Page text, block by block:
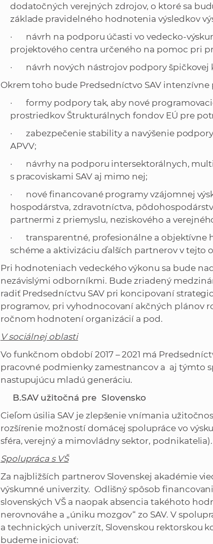
dodatočných verejných zdrojov, o ktoré sa
základe pravidelného hodnotenia výsledkov
· návrh na podporu účasti vo vedecko-
projektového centra určeného na pomoc pri
· návrh nových nástrojov podpory špičkovej
Okrem toho bude Predsedníctvo SAV intenzívne
· formy podpory tak, aby nové
prostriedkov Štrukturálnych fondov EÚ pre
· zabezpečenie stability a navýšenie
APVV;
· návrhy na podporu intersektorálnych,
s pracoviskami SAV aj mimo nej;
· nové financované programy vzájomnej
hospodárstva, zdravotníctva,
partnermi z priemyslu, neziskového a
· transparentné, profesionálne a objektívne
schéme a aktivizáciu ďalších partnerov v tejto
Pri hodnoteniach vedeckého výkonu sa bude
nezávislými odborníkmi. Bude zriadený
radiť Predsedníctvu SAV pri koncipovaní
programov, pri vyhodnocovaní akčných plánov
ročnom hodnotení organizácií a pod.
V sociálnej oblasti
Vo funkčnom období 2017 – 2021 má
pracovné podmienky zamestnancov a aj týmto
nastupujúcu mladú generáciu.
B.SAV užitočná pre Slovensko
Cieľom úsilia SAV je zlepšenie vnímania
rozšírenie možností domácej spolupráce vo
sféra, verejný a mimovládny sektor, podnikatelia).
Spolupráca s VŠ
Za najbližších partnerov Slovenskej akadémie
výskumné univerzity. Odlišný spôsob
slovenských VŠ a naopak absencia takéhoto
nerovnováhe a „úniku mozgov“ zo SAV. V
a technických univerzít, Slovenskou rektorskou
budeme iniciovať: